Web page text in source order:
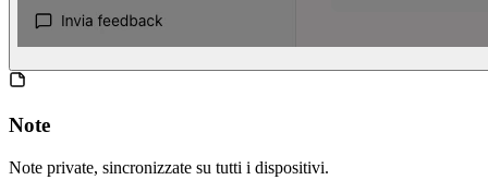
Note
Note private, sincronizzate su tutti i dispositivi.